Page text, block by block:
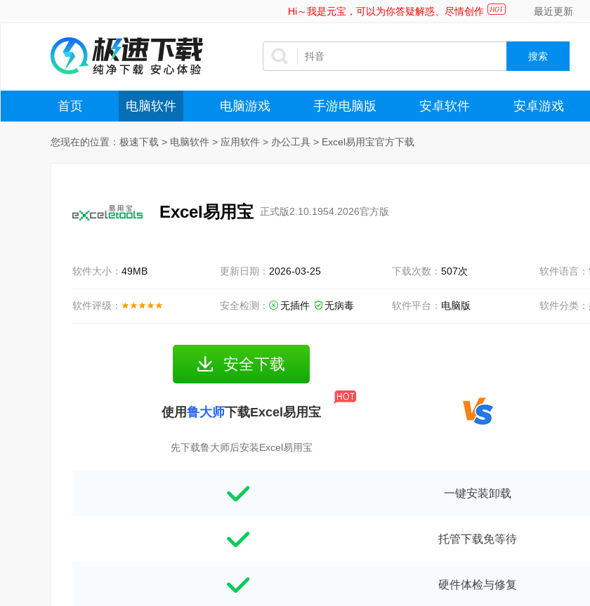
Hi～我是元宝，可以为你答疑解惑、尽情创作 最近更新
首页 电脑软件 电脑游戏 手游电脑版 安卓软件 安卓游戏
您现在的位置： 极速下载 > 电脑软件 > 应用软件 > 办公工具 > Excel易用宝官方下载
Excel易用宝 正式版2.10.1954.2026官方版
软件大小： 49MB 更新日期： 2026-03-25 下载次数： 507次 软件语言：
软件评级： 安全检测： 无插件 无病毒 软件平台： 电脑版 软件分类：
安全下载
使用鲁大师下载Excel易用宝
先下载鲁大师后安装Excel易用宝
一键安装卸载
托管下载免等待
硬件体检与修复